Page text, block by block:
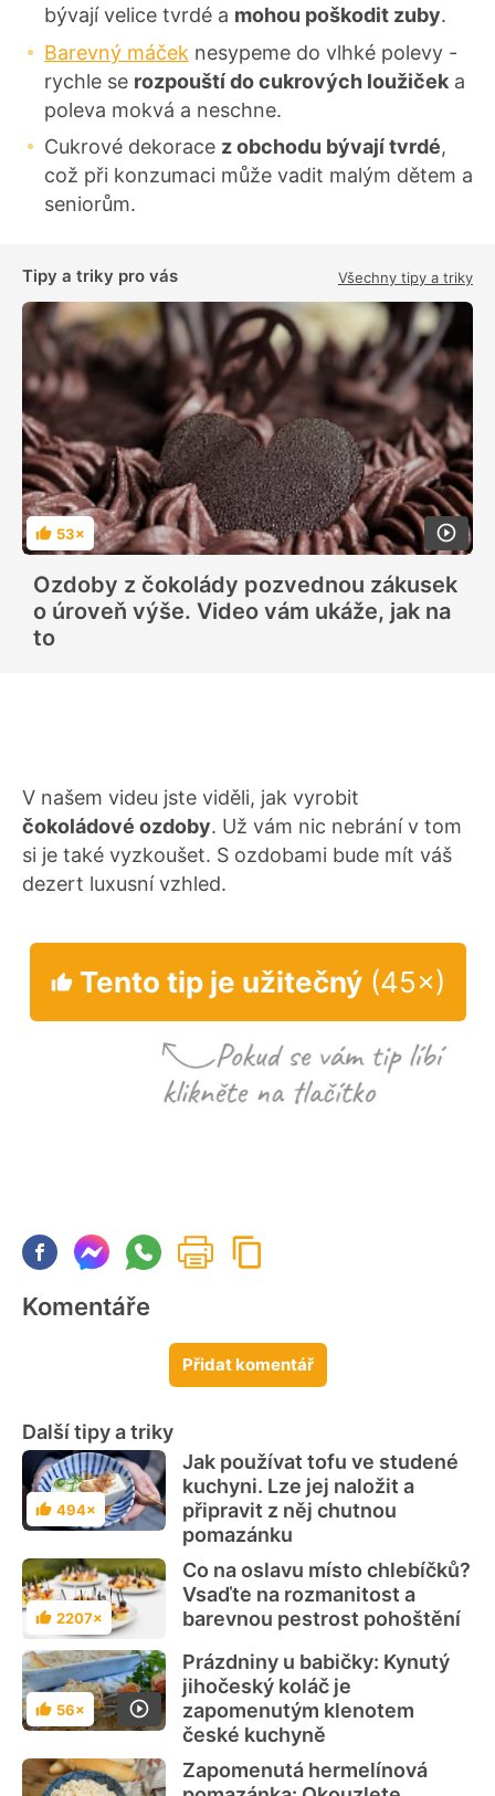
bývají velice tvrdé a mohou poškodit zuby.
Barevný máček nesypeme do vlhké polevy -
rychle se rozpouští do cukrových loužiček a
poleva mokvá a neschne.
Cukrové dekorace z obchodu bývají tvrdé,
což při konzumaci může vadit malým dětem a
seniorům.
Tipy a triky pro vás Všechny tipy a triky
H
o
n
o
c
e
n
53×
Ozdoby z čokolády pozvednou zákusek
o úroveň výše. Video vám ukáže, jak na
to
V našem videu jste viděli, jak vyrobit
čokoládové ozdoby. Už vám nic nebrání v tom
si je také vyzkoušet. S ozdobami bude mít váš
dezert luxusní vzhled.
Tento tip je užitečný(45×)
Komentáře
Přidat komentář
Další tipy a triky
Hodnocení
494×
Jak používat tofu ve studené
kuchyni. Lze jej naložit a
připravit z něj chutnou
pomazánku
Hodnocení
2207×
Co na oslavu místo chlebíčků?
Vsaďte na rozmanitost a
barevnou pestrost pohoštění
Hodnocení
56×
Prázdniny u babičky: Kynutý
jihočeský koláč je
zapomenutým klenotem
české kuchyně
Zapomenutá hermelínová